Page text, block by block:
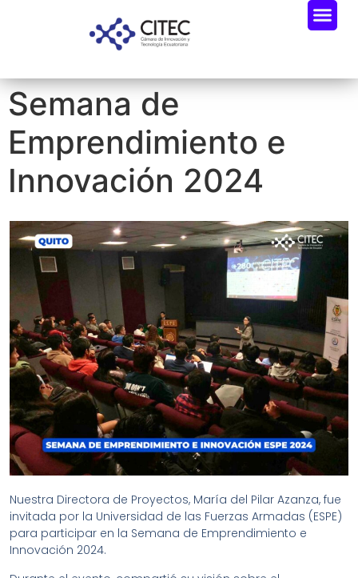
Semana de
Emprendimiento e
Innovación 2024
Nuestra Directora de Proyectos, María del Pilar Azanza, fue
invitada por la Universidad de las Fuerzas Armadas (ESPE)
para participar en la Semana de Emprendimiento e
Innovación 2024.